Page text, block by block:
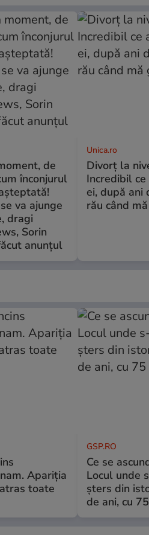
de
înconjurul
va ajunge
dragi
Sorin
anunțul
Unica.ro
Divorț la
Incredibil
ei, după ani
rău când
Apariția
toate
GSP.RO
Ce se
Locul unde
șters din
de ani, cu